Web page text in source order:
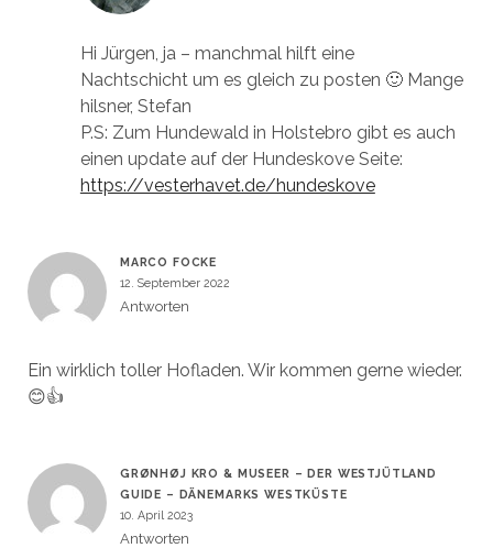
Hi Jürgen, ja – manchmal hilft eine
Nachtschicht um es gleich zu posten 🙂 Mange
hilsner, Stefan
P.S: Zum Hundewald in Holstebro gibt es auch
einen update auf der Hundeskove Seite:
https://vesterhavet.de/hundeskove
MARCO FOCKE
12. September 2022
Antworten
Ein wirklich toller Hofladen. Wir kommen gerne wieder.
😊👍
GRØNHØJ KRO & MUSEER – DER WESTJÜTLAND
GUIDE – DÄNEMARKS WESTKÜSTE
10. April 2023
Antworten